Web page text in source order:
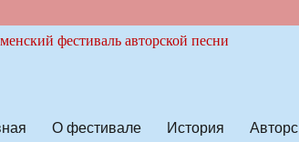
О фестивале История